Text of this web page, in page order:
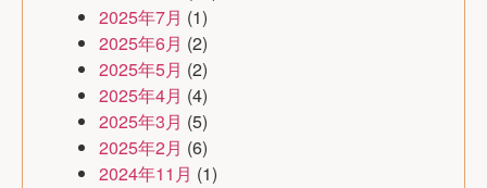
2025年7月 (1)
2025年6月 (2)
2025年5月 (2)
2025年4月 (4)
2025年3月 (5)
2025年2月 (6)
2024年11月 (1)